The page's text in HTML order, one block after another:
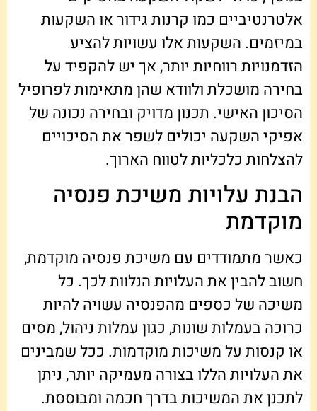
אלטרנטיביים כמו קרנות גידור או השקעות
במיזמים. השקעות אלו עשויות להציע
הזדמנויות רווחיות יותר, אך יש להקפיד על
בחירה מושכלת ולוודא שהן מתאימות לפרופיל
הסיכון האישי. תכנון מדויק ובחירה נכונה של
אפיקי השקעה יכולים לשפר את הסיכויים
להצלחות כלכליות לטווח הארוך.
הבנת עלויות משיכת פנסיה
מוקדמת
כאשר מתמודדים עם משיכת פנסיה מוקדמת,
חשוב להבין את העלויות הנלוות לכך. כל
משיכה של כספים מהפנסיה עשויה להיות
כרוכה בעמלות שונות, כגון עמלות ניהול, מסים
או קנסות על משיכות מוקדמות. ככל שמבינים
את העלויות הללו בצורה מעמיקה יותר, ניתן
לתכנן את המשיכות בדרך חכמה ומבוססת.